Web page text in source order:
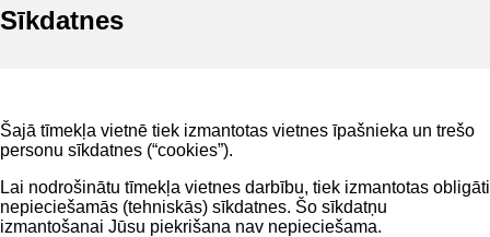
Sīkdatnes
Šajā tīmekļa vietnē tiek izmantotas vietnes īpašnieka un trešo
personu sīkdatnes (“cookies”).
Lai nodrošinātu tīmekļa vietnes darbību, tiek izmantotas obligāti
nepieciešamās (tehniskās) sīkdatnes. Šo sīkdatņu
izmantošanai Jūsu piekrišana nav nepieciešama.
Privātuma politika
Lapas karte